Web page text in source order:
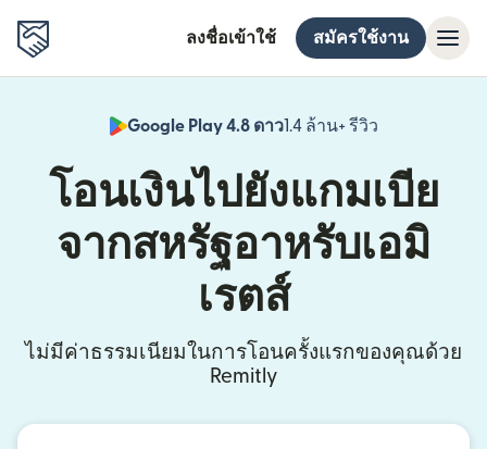
ลงชื่อเข้าใช้ สมัครใช้งาน
Google Play 4.8 ดาว1.4 ล้าน+ รีวิว
(เปิดในหน้าต่
โอนเงินไปยังแกมเบีย
จากสหรัฐอาหรับเอมิ
เรตส์
ไม่มีค่าธรรมเนียมในการโอนครั้งแรกของคุณด้วย
Remitly